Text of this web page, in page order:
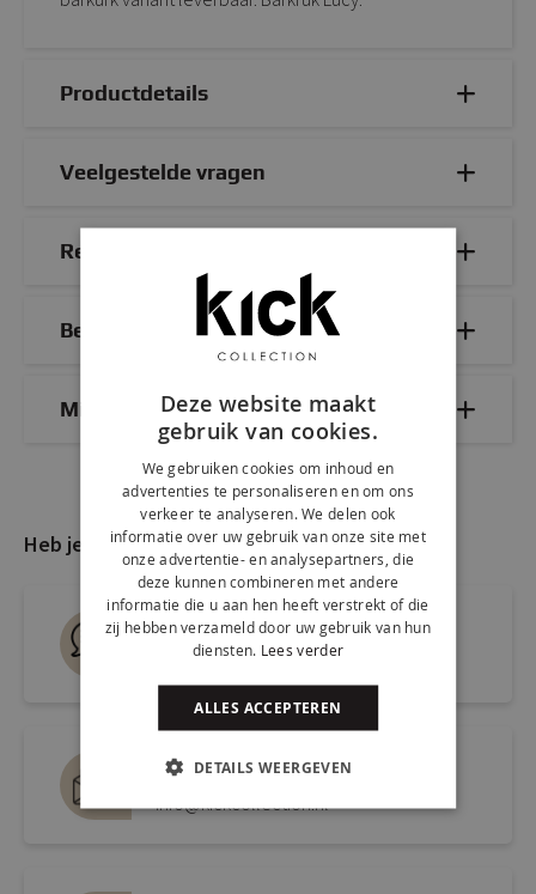
Productdetails
Veelgestelde vragen
Reviews
Bezorg- & retourinformatie
Mix & Match
Heb je nog vragen?
Live chat
Snel antwoord op je vraag
Mail ons via
info@kickcollection.nl
Deze website maakt
gebruik van cookies.
We gebruiken cookies om inhoud en
advertenties te personaliseren en om ons
verkeer te analyseren. We delen ook
informatie over uw gebruik van onze site met
onze advertentie- en analysepartners, die
deze kunnen combineren met andere
informatie die u aan hen heeft verstrekt of die
zij hebben verzameld door uw gebruik van hun
diensten. Lees verder
ALLES ACCEPTEREN
DETAILS WEERGEVEN